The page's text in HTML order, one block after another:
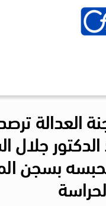
العدالة
الدكتور
بسجن